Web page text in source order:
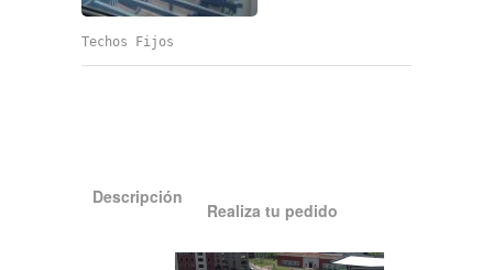
Techos Fijos
Descripción
Realiza tu pedido